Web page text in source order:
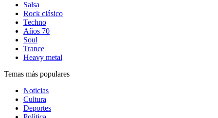
Salsa
Rock clásico
Techno
Años 70
Soul
Trance
Heavy metal
Temas más populares
Noticias
Cultura
Deportes